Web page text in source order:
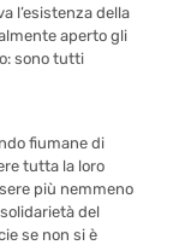
l’esistenza della
aperto gli
sono tutti
fiumane di
tutta la loro
più nemmeno
del
se non si è